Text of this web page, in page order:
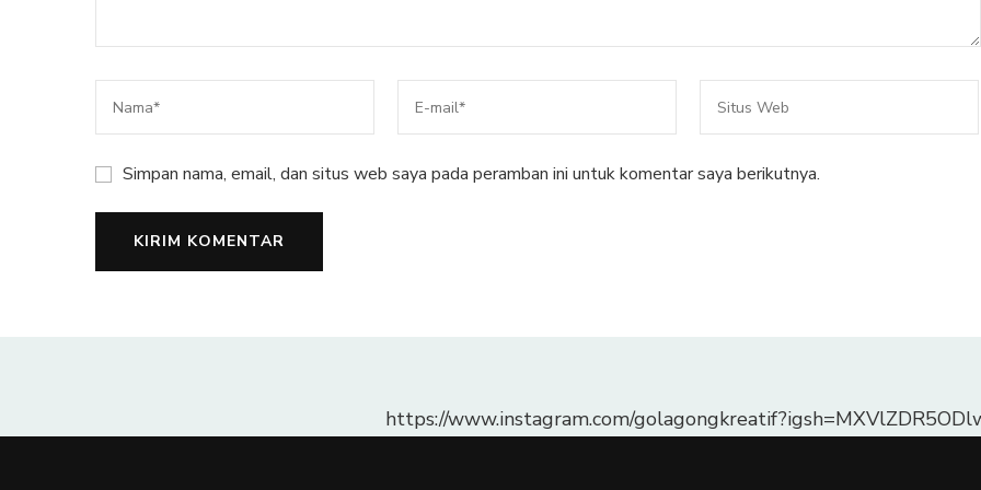
Simpan nama, email, dan situs web saya pada peramban ini untuk komentar saya berikutnya.
https://www.instagram.com/